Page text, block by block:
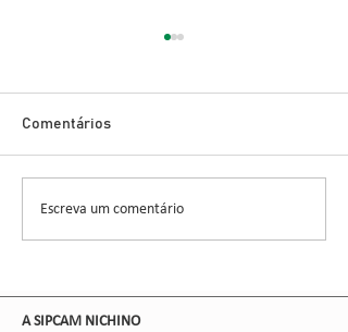
Nova safra de milho:
como mitigar as perdas
Comentários
Escreva um comentário
​A SIPCAM NICHINO